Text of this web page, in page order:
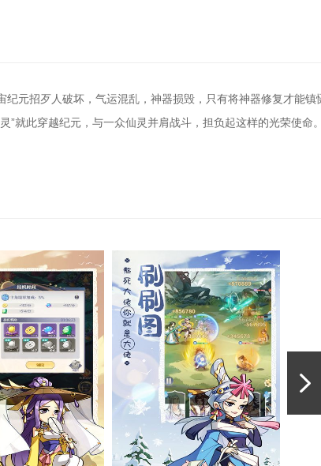
纪元招歹人破坏，气运混乱，神器损毁，只有将神器修复才能镇
就此穿越纪元，与一众仙灵并肩战斗，担负起这样的光荣使命。